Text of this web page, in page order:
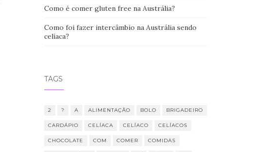
Como é comer gluten free na Austrália?
Como foi fazer intercâmbio na Austrália sendo
celíaca?
TAGS
2 ? A ALIMENTAÇÃO BOLO BRIGADEIRO
CARDÁPIO CELÍACA CELÍACO CELÍACOS
CHOCOLATE COM COMER COMIDAS